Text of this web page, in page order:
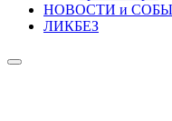
НОВОСТИ и
ЛИКБЕЗ